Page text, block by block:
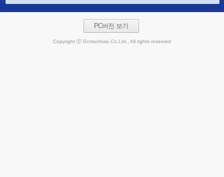
PC버전 보기
Copyright ⓒ Gcmunhwa Co.Ltd., All rights reserved